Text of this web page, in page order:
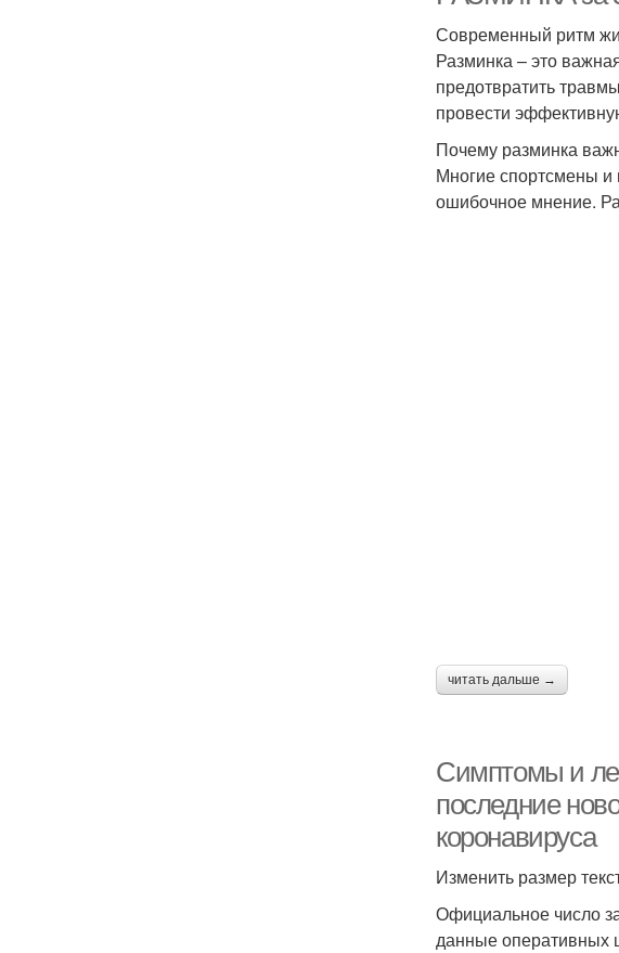
Современный ритм
Разминка – это
предотвратить
провести
Почему разминка
Многие спортсмены и
ошибочное мнение.
читать дальше →
Симптомы и
последние
коронавируса
Изменить размер
Официальное число
данные оперативных